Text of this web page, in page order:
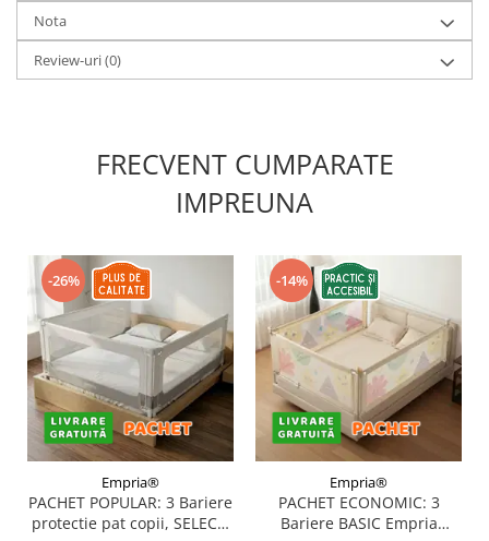
Nota
Review-uri(0)
FRECVENT CUMPARATE
IMPREUNA
-26%
Empria®
PACHET POPULAR: 3 Bariere
protectie pat copii, SELECT,
-14%
Empria®
PACHET ECONOMIC: 3
Bariere BASIC Empria